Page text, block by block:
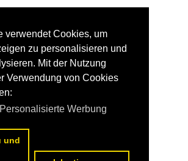
verwendet Cookies, um
zu personalisieren und
Mit der Nutzung
Verwendung von Cookies
Personalisierte Werbung
und